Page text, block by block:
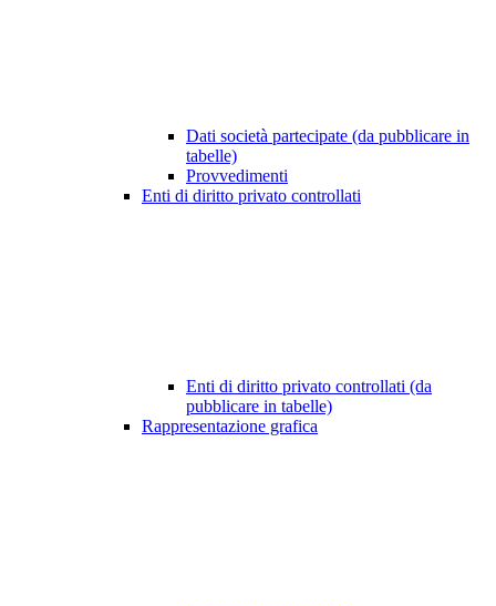
Dati società partecipate (da pubblicare in
tabelle)
Provvedimenti
Enti di diritto privato controllati
Enti di diritto privato controllati (da
pubblicare in tabelle)
Rappresentazione grafica